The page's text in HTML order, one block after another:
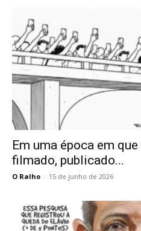
Em uma época em
filmado, publicado...
O Ralho - 15 de junho de 2026